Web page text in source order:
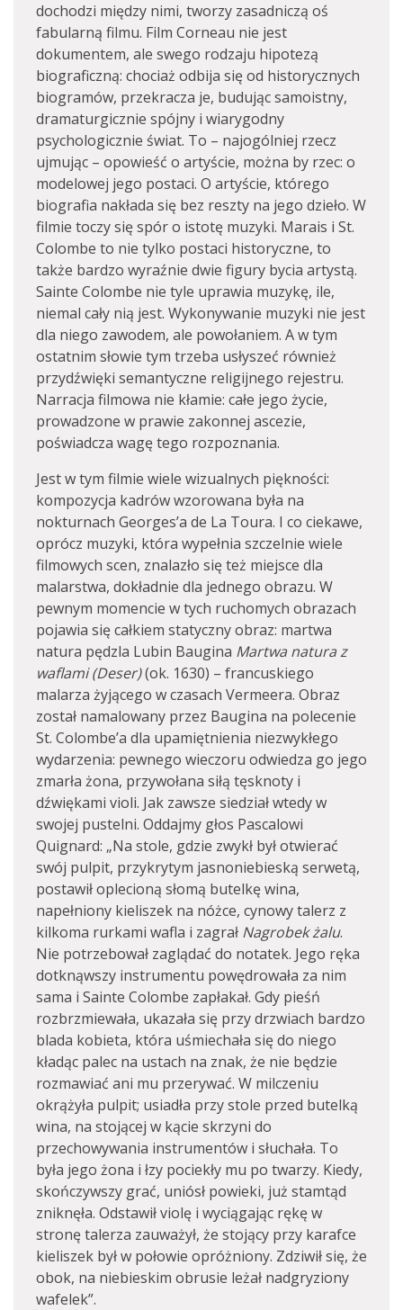
dochodzi między nimi, tworzy zasadniczą oś
fabularną filmu. Film Corneau nie jest
dokumentem, ale swego rodzaju hipotezą
biograficzną: chociaż odbija się od historycznych
biogramów, przekracza je, budując samoistny,
dramaturgicznie spójny i wiarygodny
psychologicznie świat. To – najogólniej rzecz
ujmując – opowieść o artyście, można by rzec: o
modelowej jego postaci. O artyście, którego
biografia nakłada się bez reszty na jego dzieło. W
filmie toczy się spór o istotę muzyki. Marais i St.
Colombe to nie tylko postaci historyczne, to
także bardzo wyraźnie dwie figury bycia artystą.
Sainte Colombe nie tyle uprawia muzykę, ile,
niemal cały nią jest. Wykonywanie muzyki nie jest
dla niego zawodem, ale powołaniem. A w tym
ostatnim słowie tym trzeba usłyszeć również
przydźwięki semantyczne religijnego rejestru.
Narracja filmowa nie kłamie: całe jego życie,
prowadzone w prawie zakonnej ascezie,
poświadcza wagę tego rozpoznania.
Jest w tym filmie wiele wizualnych piękności:
kompozycja kadrów wzorowana była na
nokturnach Georges’a de La Toura. I co ciekawe,
oprócz muzyki, która wypełnia szczelnie wiele
filmowych scen, znalazło się też miejsce dla
malarstwa, dokładnie dla jednego obrazu. W
pewnym momencie w tych ruchomych obrazach
pojawia się całkiem statyczny obraz: martwa
natura pędzla Lubin Baugina Martwa natura z
waflami (Deser)(ok. 1630) – francuskiego
malarza żyjącego w czasach Vermeera. Obraz
został namalowany przez Baugina na polecenie
St. Colombe’a dla upamiętnienia niezwykłego
wydarzenia: pewnego wieczoru odwiedza go jego
zmarła żona, przywołana siłą tęsknoty i
dźwiękami violi. Jak zawsze siedział wtedy w
swojej pustelni. Oddajmy głos Pascalowi
Quignard: „Na stole, gdzie zwykł był otwierać
swój pulpit, przykrytym jasnoniebieską serwetą,
postawił oplecioną słomą butelkę wina,
napełniony kieliszek na nóżce, cynowy talerz z
kilkoma rurkami wafla i zagrał Nagrobek żalu.
Nie potrzebował zaglądać do notatek. Jego ręka
dotknąwszy instrumentu powędrowała za nim
sama i Sainte Colombe zapłakał. Gdy pieśń
rozbrzmiewała, ukazała się przy drzwiach bardzo
blada kobieta, która uśmiechała się do niego
kładąc palec na ustach na znak, że nie będzie
rozmawiać ani mu przerywać. W milczeniu
okrążyła pulpit; usiadła przy stole przed butelką
wina, na stojącej w kącie skrzyni do
przechowywania instrumentów i słuchała. To
była jego żona i łzy pociekły mu po twarzy. Kiedy,
skończywszy grać, uniósł powieki, już stamtąd
zniknęła. Odstawił violę i wyciągając rękę w
stronę talerza zauważył, że stojący przy karafce
kieliszek był w połowie opróżniony. Zdziwił się, że
obok, na niebieskim obrusie leżał nadgryziony
wafelek”.